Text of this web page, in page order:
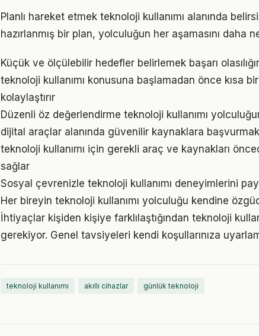
Planlı hareket etmek teknoloji kullanımı alanında
hazırlanmış bir plan, yolculuğun her aşamasını daha
Küçük ve ölçülebilir hedefler belirlemek başarı
teknoloji kullanımı konusuna başlamadan önce kısa
kolaylaştırır
Düzenli öz değerlendirme teknoloji kullanımı
dijital araçlar alanında güvenilir kaynaklara
teknoloji kullanımı için gerekli araç ve kaynakları
sağlar
Sosyal çevrenizle teknoloji kullanımı deneyimlerini
Her bireyin teknoloji kullanımı yolculuğu kendine
İhtiyaçlar kişiden kişiye farklılaştığından teknoloji
gerekiyor. Genel tavsiyeleri kendi koşullarınıza
teknoloji kullanımı akıllı cihazlar günlük teknoloji